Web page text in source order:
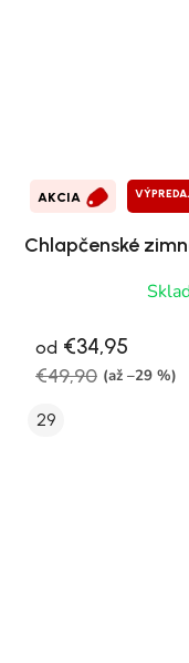
AKCIA
Chlapčenské
od €34,95
€49,90 (až –29 %)
29